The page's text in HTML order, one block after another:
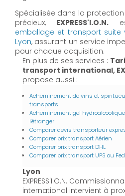
Spécialisée dans la
précieux, EXPRESS'I.O.N.
emballage et transport suite
Lyon, assurant un service
pour chaque acquisition.
En plus de ses services :
transport international,
propose aussi :
Acheminement de vins et
transports
Acheminement gel
l'étranger
Comparer devis transporteur
Comparer prix transport Aérien
Comparer prix transport DHL
Comparer prix transport UPS ou
Lyon
EXPRESS'I.O.N.
international intervient à